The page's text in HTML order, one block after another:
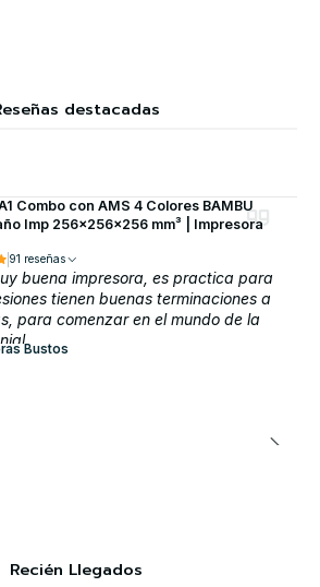
destacadas
Combo con AMS 4 Colores BAMBU
Imp 256×256×256 mm³ | Impresora
91 reseñas
buena impresora, es practica para
tienen buenas terminaciones a
para comenzar en el mundo de la
Bustos
Recién Llegados